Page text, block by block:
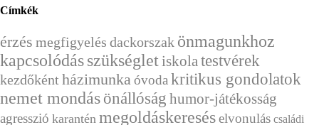
Címkék
érzés megfigyelés dackorszak önmagunkhoz
kapcsolódásszükséglet iskola testvérek
kezdőként házimunka óvoda kritikus gondolatok
nemet mondásönállóság humor-játékosság
agresszió karantén megoldáskereséselvonulás családi